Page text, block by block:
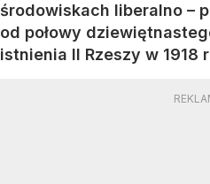
środowiskach liberalno –
od połowy
istnienia II Rzeszy w 1918